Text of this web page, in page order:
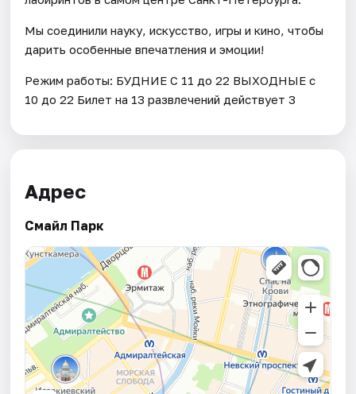
Мы соединили науку, искусство, игры и кино, чтобы
дарить особенные впечатления и эмоции!
Режим работы: БУДНИЕ С 11 до 22 ВЫХОДНЫЕ с
10 до 22 Билет на 13 развлечений действует 3
Адрес
Смайл Парк